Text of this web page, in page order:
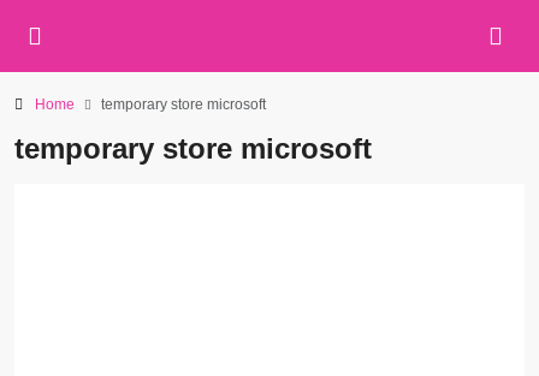
Home temporary store microsoft
temporary store microsoft